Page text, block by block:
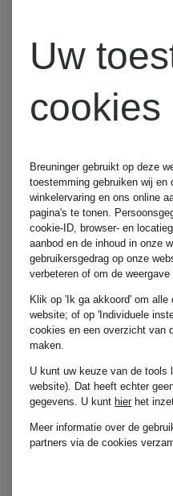
AUREL
MARC
CAIN
MILANO
ITALY
MORE
&
Uw
cookies
Breuninger gebruikt op deze
toestemming gebruiken wij en
winkelervaring en ons online
pagina's te tonen.
cookie-ID, browser- en
aanbod en de inhoud in onze
gebruikersgedrag op onze
verbeteren of om de
Klik op 'Ik ga akkoord' om
website; of op 'Individuele
cookies en een overzicht van
maken.
U kunt uw keuze van de tools
website). Dat heeft echter
gegevens. U kunt hierhet
Meer informatie over de
partners via de cookies